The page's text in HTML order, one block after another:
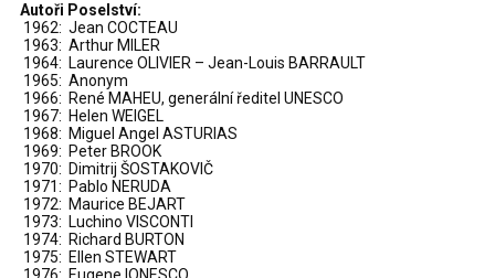
Autoři Poselství:
1962: Jean COCTEAU
1963: Arthur MILER
1964: Laurence OLIVIER – Jean-Louis BARRAULT
1965: Anonym
1966: René MAHEU, generální ředitel UNESCO
1967: Helen WEIGEL
1968: Miguel Angel ASTURIAS
1969: Peter BROOK
1970: Dimitrij ŠOSTAKOVIČ
1971: Pablo NERUDA
1972: Maurice BEJART
1973: Luchino VISCONTI
1974: Richard BURTON
1975: Ellen STEWART